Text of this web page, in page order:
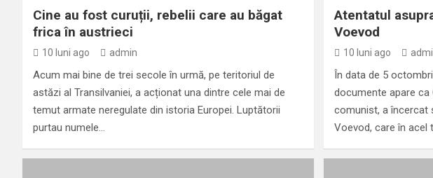
Cine au fost curuții, rebelii care au băgat
frica în austrieci
10 luni ago admin
Acum mai bine de trei secole în urmă, pe teritoriul de
astăzi al Transilvaniei, a acționat una dintre cele mai de
temut armate neregulate din istoria Europei. Luptătorii
purtau numele…
Atentatul
Voevod
10 luni ago
În data de 5
documente apare ca
comunist, a încercat
Voevod, care în acel